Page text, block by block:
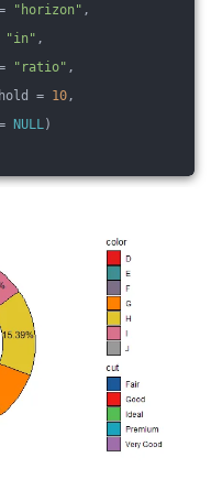
"horizon" ,
"in" ,
"ratio" ,
= 10,
NULL)